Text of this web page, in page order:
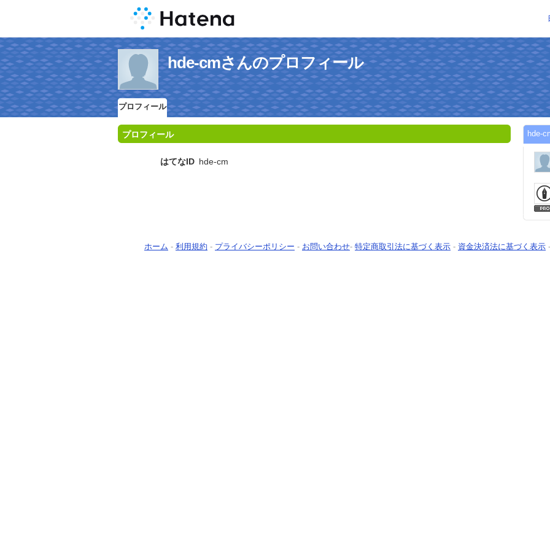
hde-cmさんのプロフィール
プロフィール
プロフィール
はてなID hde-cm
hde-
ホーム - 利用規約 - プライバシーポリシー - お問い合わせ- 特定商取引法に基づく表示 - 資金決済法に基づく表示